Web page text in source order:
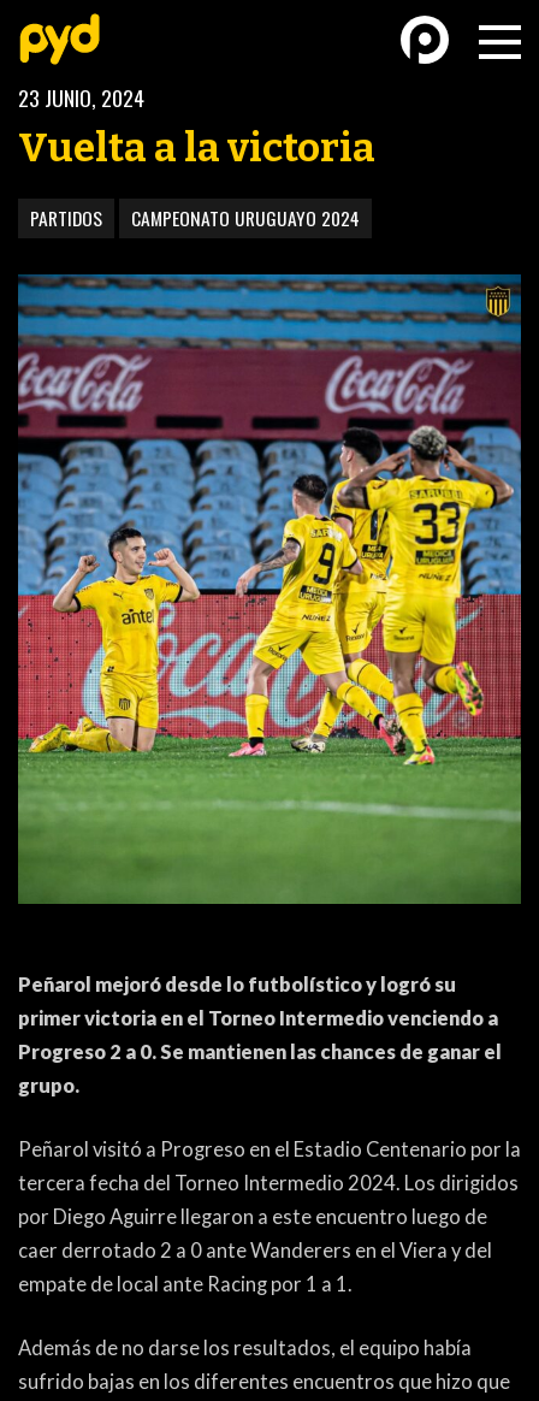
FUTSAL FUTSAL FEMENINO
ACTUALIDAD
3ERA DIVISIÓN
FORMATIVAS
PARTIDOS
CONTENIDOS
TRIBUNA
PYD RADIO
PEÑAS
ENCUESTAS
EDITORIALES
OTROS DEPORTES
ATLETISMO
HANDBALL
FÚTBOL PLAYA
MÁS DE PYD
23 JUNIO, 2024
Vuelta a la victoria
PARTIDOS CAMPEONATO URUGUAYO 2024
Peñarol mejoró desde lo futbolístico y logró su
primer victoria en el Torneo Intermedio venciendo a
Progreso 2 a 0. Se mantienen las chances de ganar el
grupo.
Peñarol visitó a Progreso en el Estadio Centenario por la
tercera fecha del Torneo Intermedio 2024. Los dirigidos
por Diego Aguirre llegaron a este encuentro luego de
caer derrotado 2 a 0 ante Wanderers en el Viera y del
empate de local ante Racing por 1 a 1.
Además de no darse los resultados, el equipo había
sufrido bajas en los diferentes encuentros que hizo que